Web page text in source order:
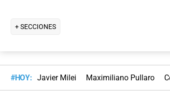
+ SECCIONES
#HOY: Javier Milei Maximiliano Pullaro